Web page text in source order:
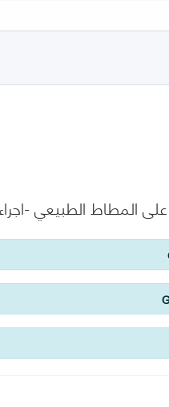
المطاط الطبيعي -اجراء